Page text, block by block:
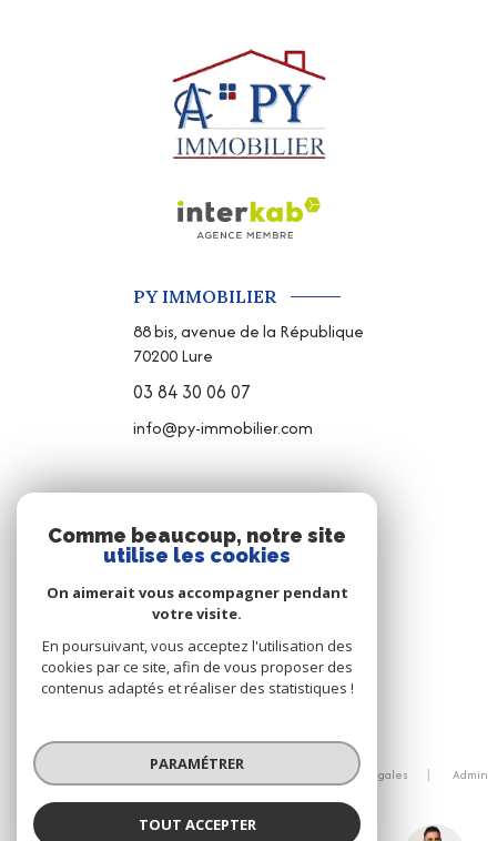
PY IMMOBILIER
88 bis, avenue de la République
70200Lure
03 84 30 06 07
info@py-immobilier.com
NOUS SUIVRE
© 2026 | Tous droits réservés
Nos partenaires Mentions légales
Admin
Comme beaucoup, notre site
utilise les cookies
On aimerait vous accompagner pendant
votre visite.
En poursuivant, vous acceptez l'utilisation des
cookies par ce site, afin de vous proposer des
contenus adaptés et réaliser des statistiques !
PARAMÉTRER
TOUT ACCEPTER